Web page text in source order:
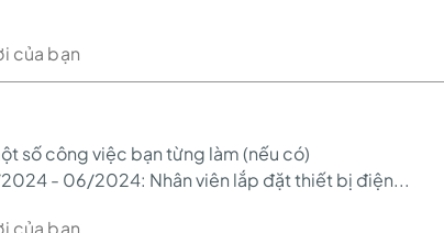
số công việc bạn từng làm (nếu có)
- 06/2024: Nhân viên lắp đặt thiết bị điện...